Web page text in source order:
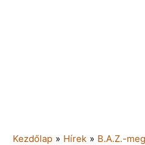
Kezdőlap » Hírek » B.A.Z.-